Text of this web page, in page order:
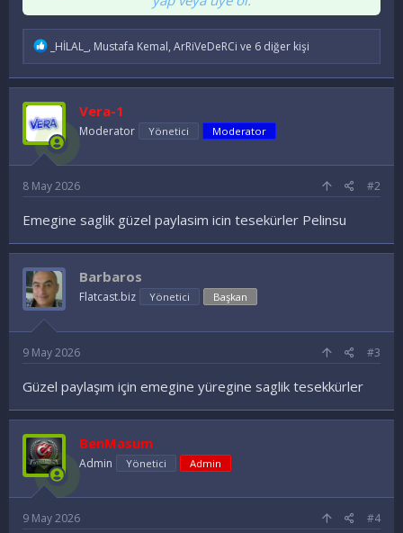
d
e
l
e
r
:
_HİLAL_ , Mustafa Kemal, ArRiVeDeRCi ve 6 diğer kişi
Vera-1
Moderator Yönetici Moderator
8 May 2026 #2
Emegine saglik güzel paylasim icin tesekürler Pelinsu
Barbaros
Flatcast.biz Yönetici Başkan
9 May 2026 #3
Güzel paylaşım için emegine yüregine saglik tesekkürler
BenMasum
Admin Yönetici Admin
9 May 2026 #4